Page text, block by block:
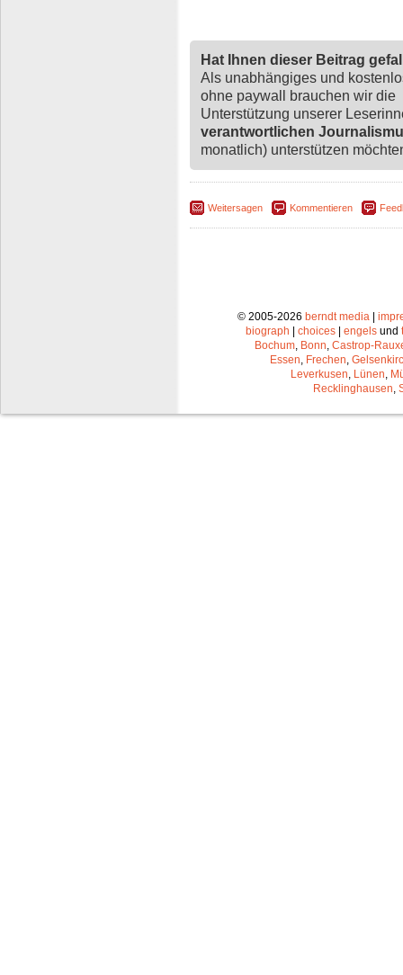
Hat Ihnen dieser Beitrag
Als unabhängiges und
ohne paywall brauchen wir die
Unterstützung unserer
verantwortlichen
monatlich) unterstützen
Weitersagen Kommentieren
© 2005-2026 berndt media|
biograph
choices engels und
Bochum, Bonn, Castrop-
Essen, Frechen,
Leverkusen, Lünen,
Recklinghausen,